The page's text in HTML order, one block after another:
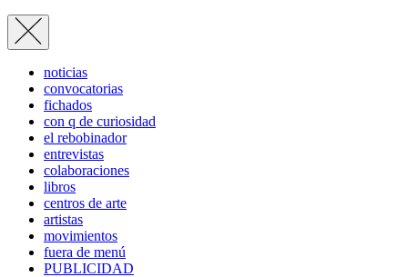
noticias
convocatorias
fichados
con q de curiosidad
el rebobinador
entrevistas
colaboraciones
libros
centros de arte
artistas
movimientos
fuera de menú
PUBLICIDAD